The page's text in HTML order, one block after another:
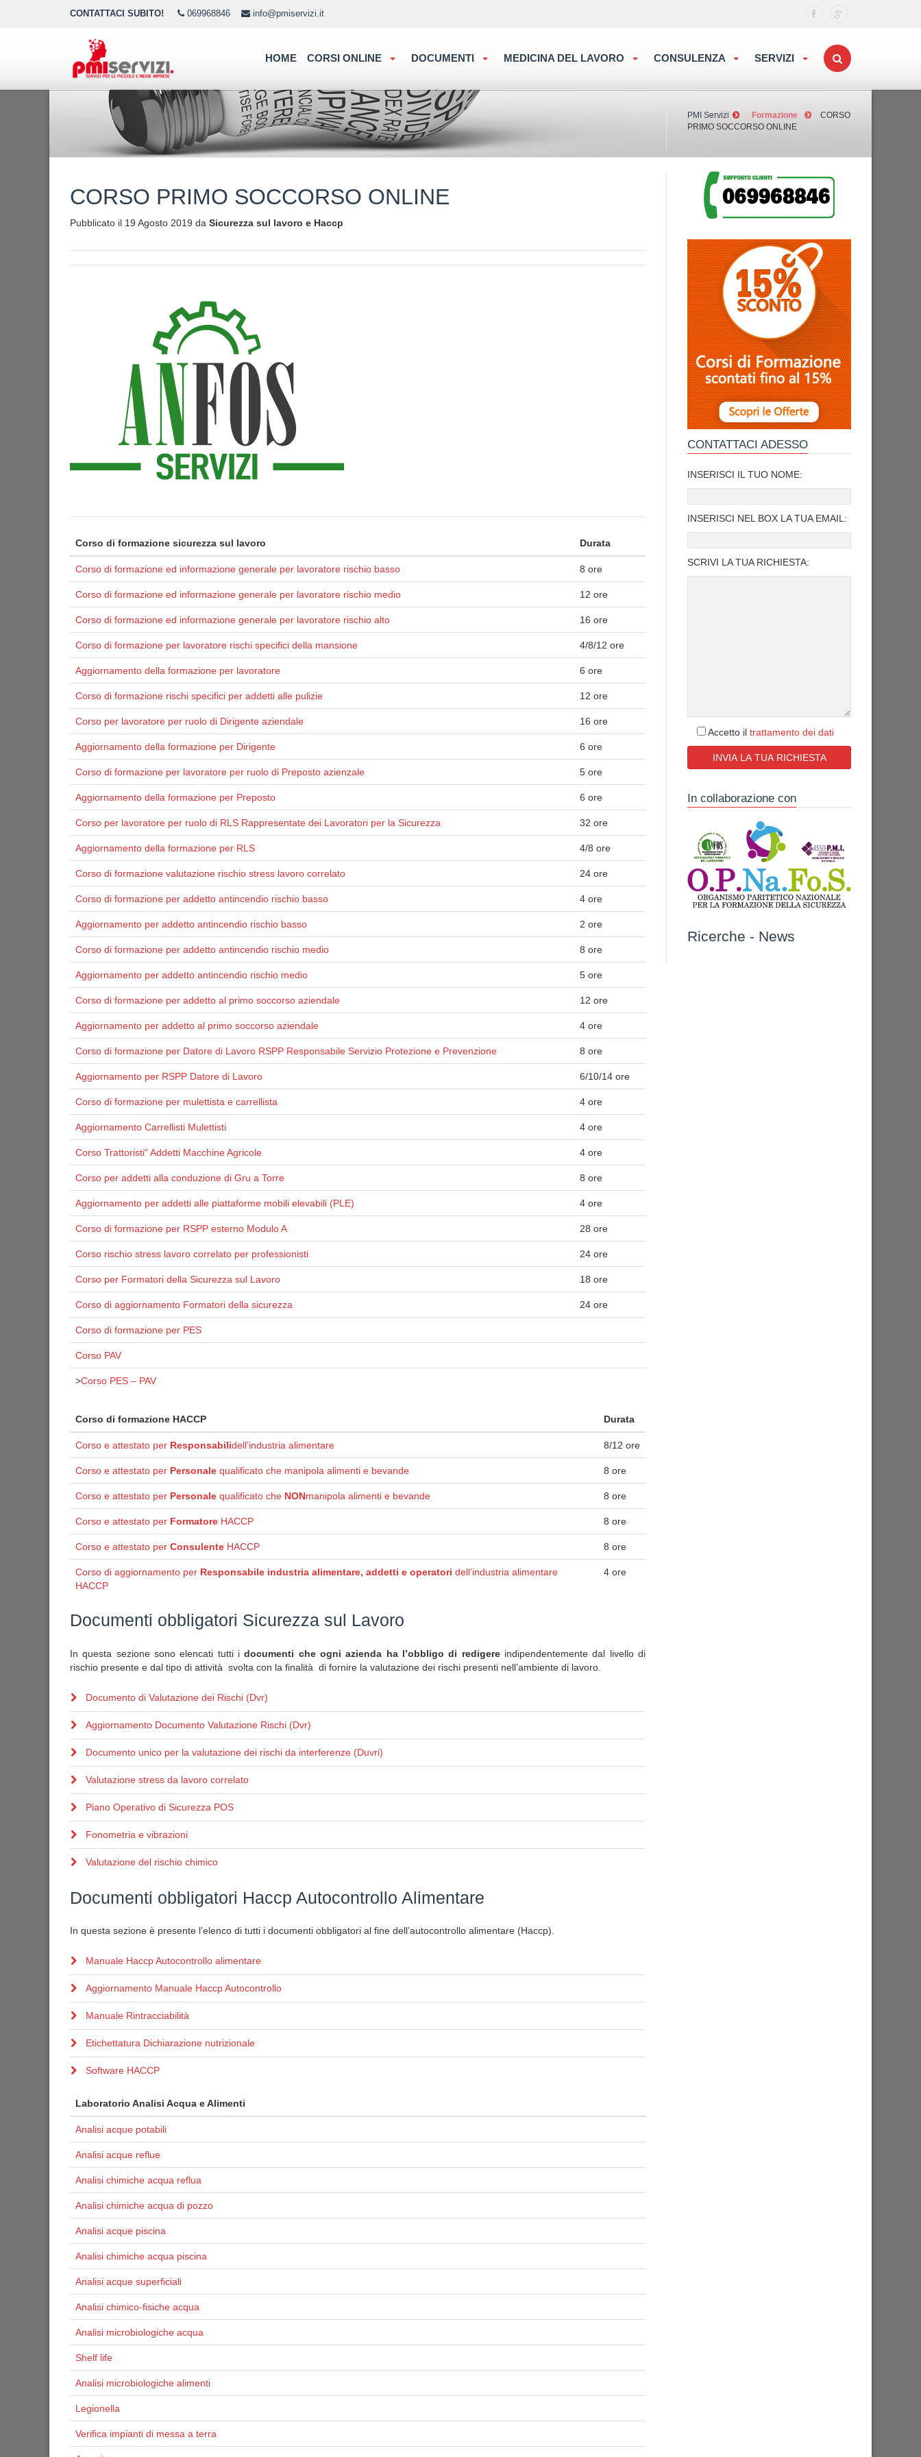
CONTATTACI SUBITO! 069968846 info@pmiservizi.it
HOME CORSI ONLINE DOCUMENTI MEDICINA DEL LAVORO CONSULENZA SERVIZI
PMI Servizi Formazione
CORSO
PRIMO SOCCORSO ONLINE
CORSO PRIMO SOCCORSO ONLINE
Pubblicato il 19 Agosto 2019 da Sicurezza sul lavoro e Haccp
Corso di formazione sicurezza sul lavoro Durata
Corso di formazione ed informazione generale per lavoratore rischio basso 8 ore
Corso di formazione ed informazione generale per lavoratore rischio medio 12 ore
Corso di formazione ed informazione generale per lavoratore rischio alto 16 ore
Corso di formazione per lavoratore rischi specifici della mansione 4/8/12 ore
Aggiornamento della formazione per lavoratore 6 ore
Corso di formazione rischi specifici per addetti alle pulizie 12 ore
Corso per lavoratore per ruolo di Dirigente aziendale 16 ore
Aggiornamento della formazione per Dirigente 6 ore
Corso di formazione per lavoratore per ruolo di Preposto azienzale 5 ore
Aggiornamento della formazione per Preposto 6 ore
Corso per lavoratore per ruolo di RLS Rappresentate dei Lavoratori per la Sicurezza 32 ore
Aggiornamento della formazione per RLS 4/8 ore
Corso di formazione valutazione rischio stress lavoro correlato 24 ore
Corso di formazione per addetto antincendio rischio basso 4 ore
Aggiornamento per addetto antincendio rischio basso 2 ore
Corso di formazione per addetto antincendio rischio medio 8 ore
Aggiornamento per addetto antincendio rischio medio 5 ore
Corso di formazione per addetto al primo soccorso aziendale 12 ore
Aggiornamento per addetto al primo soccorso aziendale 4 ore
Corso di formazione per Datore di Lavoro RSPP Responsabile Servizio Protezione e Prevenzione 8 ore
Aggiornamento per RSPP Datore di Lavoro 6/10/14 ore
Corso di formazione per mulettista e carrellista 4 ore
Aggiornamento Carrellisti Mulettisti 4 ore
Corso Trattoristi“ Addetti Macchine Agricole 4 ore
Corso per addetti alla conduzione di Gru a Torre 8 ore
Aggiornamento per addetti alle piattaforme mobili elevabili (PLE) 4 ore
Corso di formazione per RSPP esterno Modulo A 28 ore
Corso rischio stress lavoro correlato per professionisti 24 ore
Corso per Formatori della Sicurezza sul Lavoro 18 ore
Corso di aggiornamento Formatori della sicurezza 24 ore
Corso di formazione per PES
Corso PAV
>Corso PES – PAV
Corso di formazione HACCP Durata
Corso e attestato per Responsabilidell’industria alimentare 8/12 ore
Corso e attestato per Personale qualificato che manipola alimenti e bevande 8 ore
Corso e attestato per Personale qualificato che NONmanipola alimenti e bevande 8 ore
Corso e attestato per Formatore HACCP 8 ore
Corso e attestato per Consulente HACCP 8 ore
Corso di aggiornamento per Responsabile industria alimentare, addetti e operatori dell’industria alimentare
HACCP
4 ore
Documenti obbligatori Sicurezza sul Lavoro
In questa sezione sono elencati tutti i documenti che ogni azienda ha l’obbligo di redigereindipendentemente dal livello di
rischio presente e dal tipo di attività svolta con la finalità di fornire la valutazione dei rischi presenti nell’ambiente di lavoro.
Documento di Valutazione dei Rischi (Dvr)
Aggiornamento Documento Valutazione Rischi (Dvr)
Documento unico per la valutazione dei rischi da interferenze (Duvri)
Valutazione stress da lavoro correlato
Piano Operativo di Sicurezza POS
Fonometria e vibrazioni
Valutazione del rischio chimico
Documenti obbligatori Haccp Autocontrollo Alimentare
In questa sezione è presente l’elenco di tutti i documenti obbligatori al fine dell’autocontrollo alimentare (Haccp).
Manuale Haccp Autocontrollo alimentare
Aggiornamento Manuale Haccp Autocontrollo
Manuale Rintracciabilità
Etichettatura Dichiarazione nutrizionale
Software HACCP
Laboratorio Analisi Acqua e Alimenti
Analisi acque potabili
Analisi acque reflue
Analisi chimiche acqua reflua
Analisi chimiche acqua di pozzo
Analisi acque piscina
Analisi chimiche acqua piscina
Analisi acque superficiali
Analisi chimico-fisiche acqua
Analisi microbiologiche acqua
Shelf life
Analisi microbiologiche alimenti
Legionella
Verifica impianti di messa a terra
CONTATTACI ADESSO
INSERISCI IL TUO NOME:
INSERISCI NEL BOX LA TUA EMAIL:
SCRIVI LA TUA RICHIESTA:
Accetto il trattamento dei dati
In collaborazione con
Ricerche - News